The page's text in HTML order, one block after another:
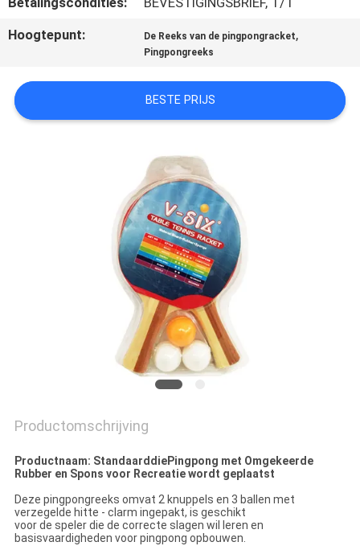
VRAAG
OFFERTE
Hoogtepunt:
De Reeks van de pingpongracket,
Pingpongreeks
BESTE PRIJS
Productomschrijving
Productnaam: StandaarddiePingpong met Omgekeerde
Rubber en Spons voor Recreatie wordt geplaatst
Deze pingpongreeks omvat 2 knuppels en 3 ballen met
verzegelde hitte - clarm ingepakt, is geschikt
voor de speler die de correcte slagen wil leren en
basisvaardigheden voor pingpong opbouwen.